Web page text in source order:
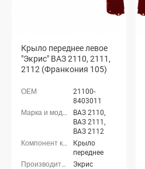
Крыло переднее левое
"Экрис" ВАЗ 2110, 2111,
2112 (Франкония 105)
21100-
8403011
ВАЗ 2110,
ВАЗ 2111,
ВАЗ 2112
Крыло
переднее
Экрис